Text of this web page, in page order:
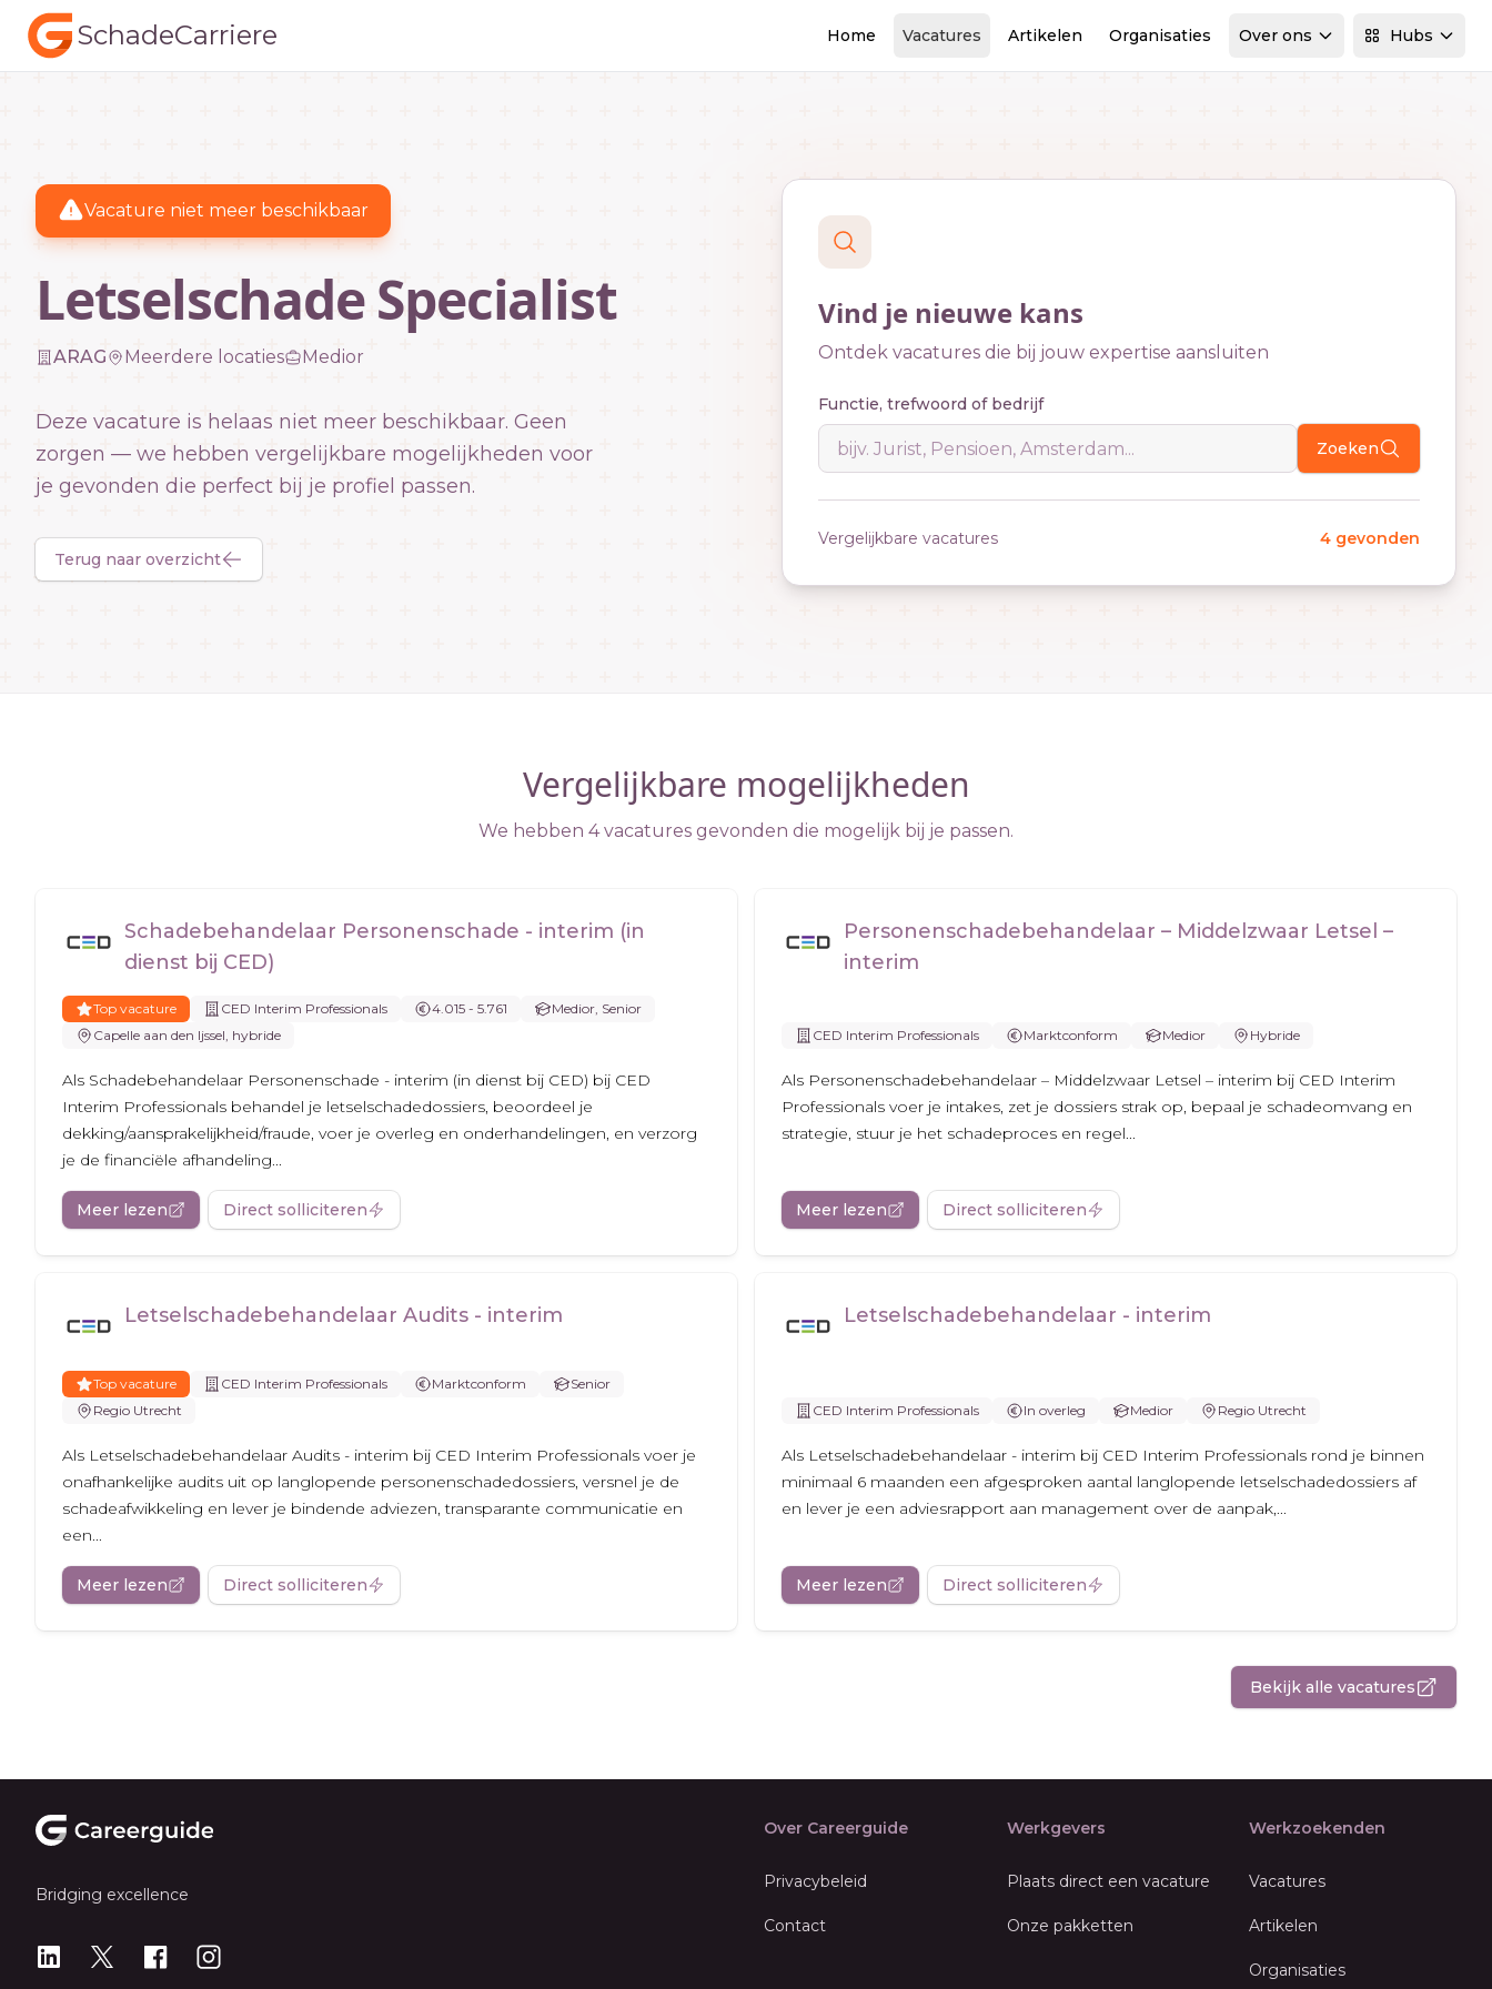
SchadeCarriere Home Vacatures Artikelen Organisaties Over ons Hubs
Vacature niet meer beschikbaar
Letselschade Specialist
ARAG Meerdere locaties Medior
Deze vacature is helaas niet meer beschikbaar. Geen
zorgen — we hebben vergelijkbare mogelijkheden voor
je gevonden die perfect bij je profiel passen.
Terug naar overzicht
Vind je nieuwe kans
Ontdek vacatures die bij jouw expertise aansluiten
Functie, trefwoord of bedrijf
Zoeken
Vergelijkbare vacatures 4 gevonden
Vergelijkbare mogelijkheden
We hebben 4 vacatures gevonden die mogelijk bij je passen.
Schadebehandelaar Personenschade - interim (in
dienst bij CED)
Top vacature CED Interim Professionals 4.015 - 5.761
Medior, Senior
Capelle aan den Ijssel, hybride
Als Schadebehandelaar Personenschade - interim (in dienst bij CED) bij CED
Interim Professionals behandel je letselschadedossiers, beoordeel je
dekking/aansprakelijkheid/fraude, voer je overleg en onderhandelingen, en verzorg
je de financiële afhandeling...
Meer lezen Direct solliciteren
Personenschadebehandelaar – Middelzwaar Letsel –
interim
CED Interim Professionals Marktconform Medior Hybride
Als Personenschadebehandelaar – Middelzwaar Letsel – interim bij CED Interim
Professionals voer je intakes, zet je dossiers strak op, bepaal je schadeomvang en
strategie, stuur je het schadeproces en regel...
Meer lezen Direct solliciteren
Letselschadebehandelaar Audits - interim
Top vacature CED Interim Professionals Marktconform
Senior
Regio Utrecht
Als Letselschadebehandelaar Audits - interim bij CED Interim Professionals voer je
onafhankelijke audits uit op langlopende personenschadedossiers, versnel je de
schadeafwikkeling en lever je bindende adviezen, transparante communicatie en
een...
Meer lezen Direct solliciteren
Letselschadebehandelaar - interim
CED Interim Professionals In overleg Medior Regio Utrecht
Als Letselschadebehandelaar - interim bij CED Interim Professionals rond je binnen
minimaal 6 maanden een afgesproken aantal langlopende letselschadedossiers af
en lever je een adviesrapport aan management over de aanpak,...
Meer lezen Direct solliciteren
Bekijk alle vacatures
Bridging excellence
LinkedIn
X Instagram
Over Careerguide
Privacybeleid
Contact
Werkgevers
Plaats direct een vacature
Onze pakketten
Werkzoekenden
Vacatures
Artikelen
Organisaties